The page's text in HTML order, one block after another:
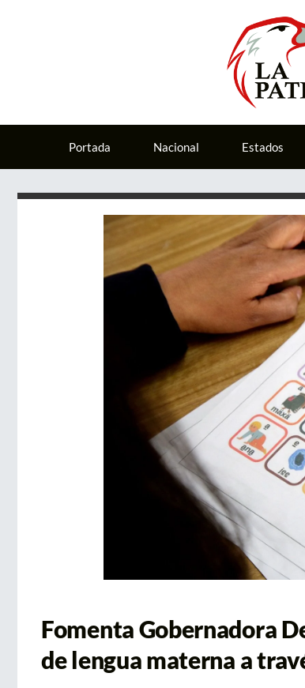
Portada Nacional Estados
Fomenta Gobernadora
de lengua materna a